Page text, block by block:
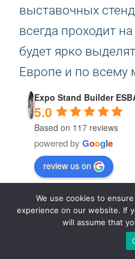
выставочных
всегда проходит
будет ярко
Европе и по всему
Expo Stand Builder
5.0
Based on 117 reviews
powered by Google
review us on
Alexa
24 days ago
They created a
We use cookies to
experience on our website. If
will assume that